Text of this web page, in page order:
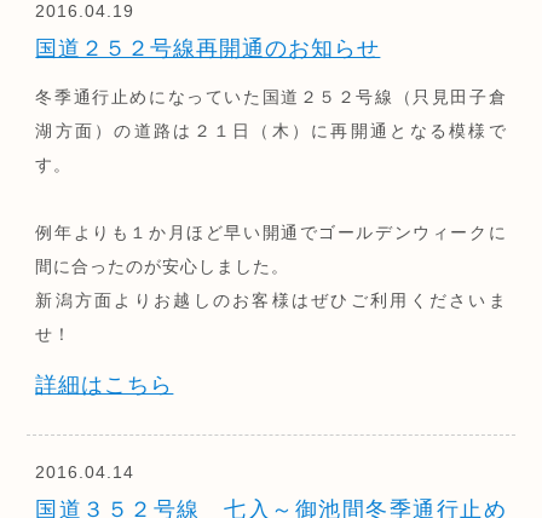
2016.04.19
国道２５２号線再開通のお知らせ
冬季通行止めになっていた国道２５２号線（只見田子倉
湖方面）の道路は２１日（木）に再開通となる模様で
す。
例年よりも１か月ほど早い開通でゴールデンウィークに
間に合ったのが安心しました。
新潟方面よりお越しのお客様はぜひご利用くださいま
せ！
詳細はこちら
2016.04.14
国道３５２号線 七入～御池間冬季通行止め